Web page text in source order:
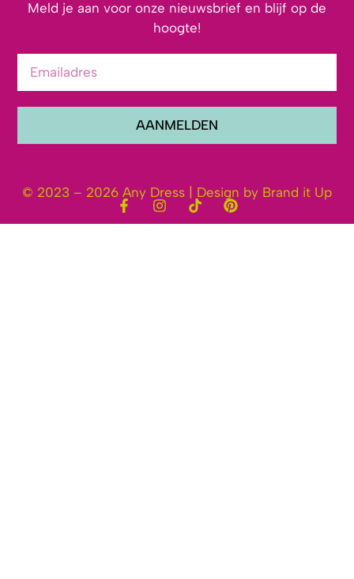
Meld je aan voor onze nieuwsbrief en blijf op de
hoogte!
AANMELDEN
© 2023 – 2026 Any Dress | Design by Brand it Up